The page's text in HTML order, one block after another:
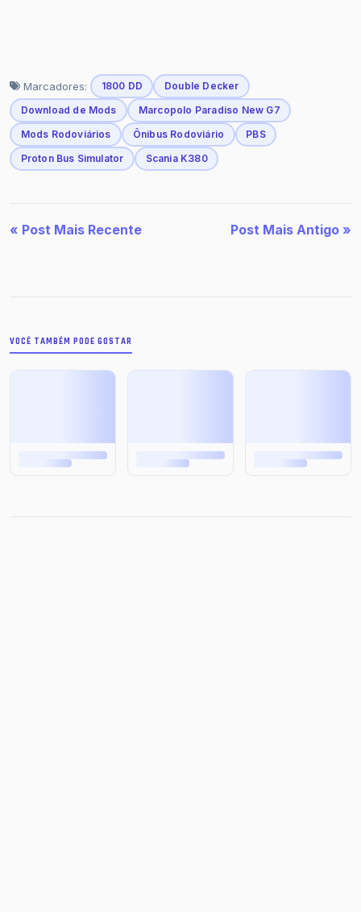
Marcadores: 1800 DD
Double Decker
Download de Mods
Marcopolo Paradiso New G7
Mods Rodoviários
Ônibus Rodoviário
PBS
Proton Bus Simulator
Scania K380
« Post Mais Recente Post Mais Antigo »
VOCÊ TAMBÉM PODE GOSTAR